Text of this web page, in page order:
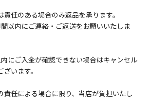
責任のある場合のみ返品を承ります。
以内にご連絡・ご返送をお願いいたしま
にご入金が確認できない場合はキャンセル
います。
責任による場合に限り、当店が負担いたし